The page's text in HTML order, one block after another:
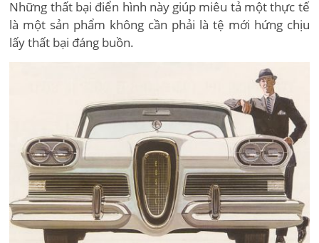
Những thất bại điển hình này giúp miêu tả một thực tế
là một sản phẩm không cần phải là tệ mới hứng chịu
lấy thất bại đáng buồn.